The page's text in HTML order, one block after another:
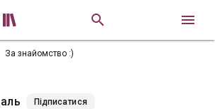
 
За знайомство :)
Підписатися